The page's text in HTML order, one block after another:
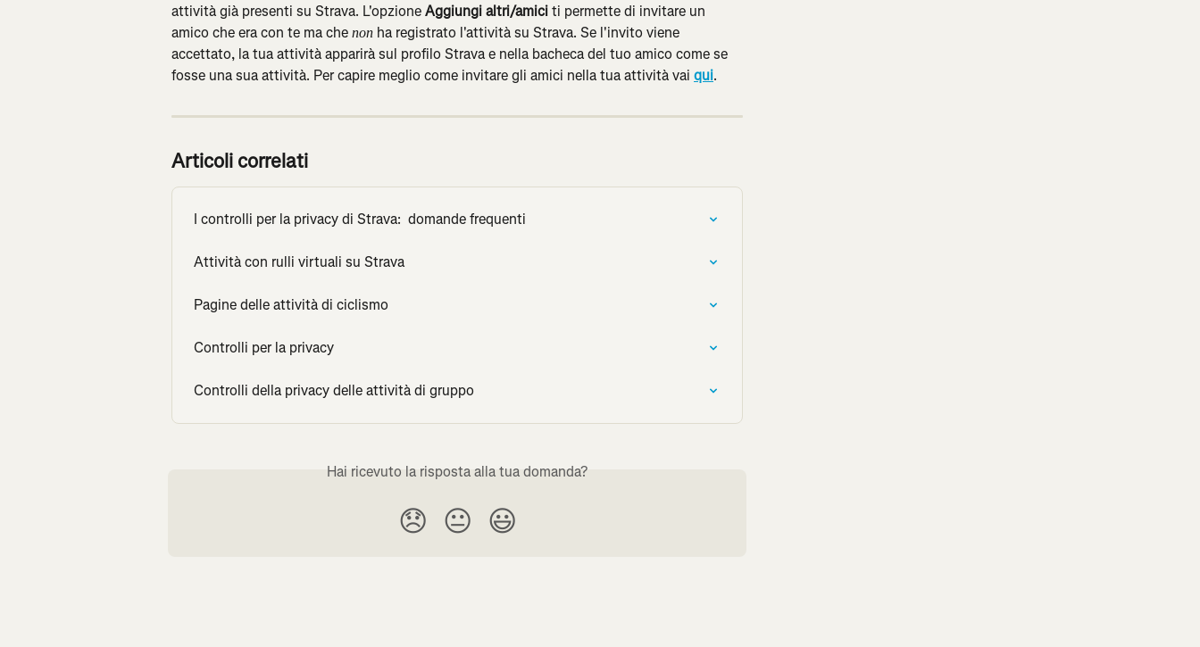
attività già presenti su Strava. L'opzione Aggiungi altri/amici ti permette di invitare un
amico che era con te ma che non ha registrato l'attività su Strava. Se l'invito viene
accettato, la tua attività apparirà sul profilo Strava e nella bacheca del tuo amico come se
fosse una sua attività. Per capire meglio come invitare gli amici nella tua attività vai qui.
Articoli correlati
I controlli per la privacy di Strava:  domande frequenti
Attività con rulli virtuali su Strava
Pagine delle attività di ciclismo
Controlli per la privacy
Controlli della privacy delle attività di gruppo
Hai ricevuto la risposta alla tua domanda?
😞 😐 😃